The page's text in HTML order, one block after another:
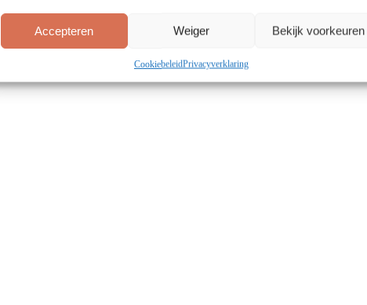
Accepteren Weiger Bekijk voorkeuren
CookiebeleidPrivacyverklaring